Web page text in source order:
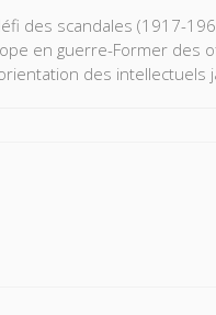
des scandales (1917-
en guerre-Former des
des intellectuels